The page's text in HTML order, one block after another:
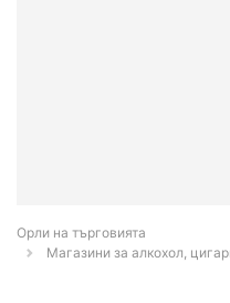
Орли на търговията
Магазини за алкохол,